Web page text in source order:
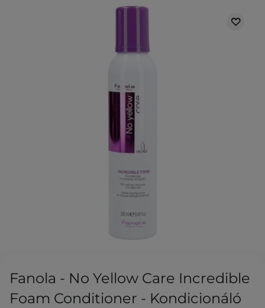
Fanola - No Yellow Care Incredible
Foam Conditioner - Kondicionáló